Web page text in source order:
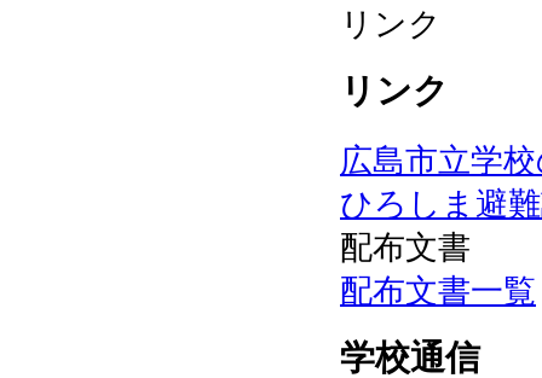
リンク
リンク
広島市立学
ひろしま避
配布文書
配布文書一覧
学校通信